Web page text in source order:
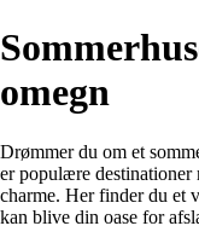
omegn
Drømmer du om et
er populære destinationer
charme. Her finder du et
kan blive din oase for